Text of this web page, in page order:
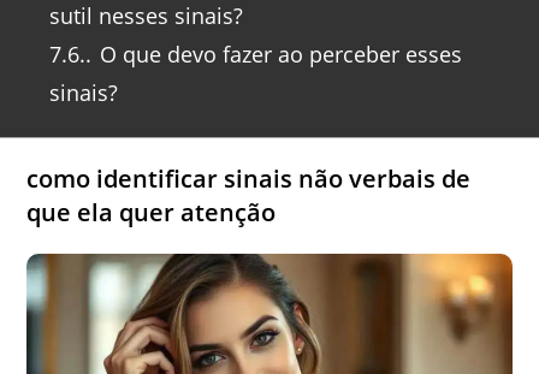
sutil nesses sinais?
7.6. O que devo fazer ao perceber esses
sinais?
como identificar sinais não verbais de
que ela quer atenção